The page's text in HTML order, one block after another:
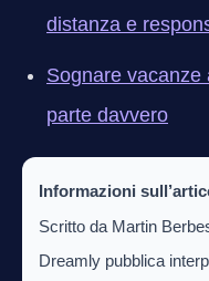
distanza e
Sognare vacanze
parte davvero
Informazioni
Scritto da Martin
Dreamly pubblica